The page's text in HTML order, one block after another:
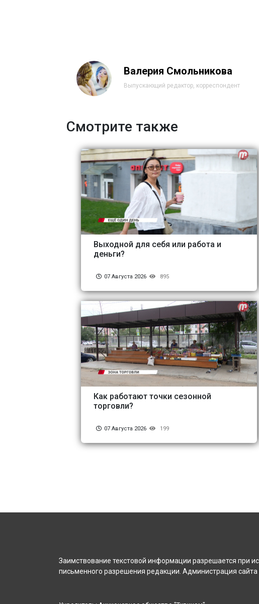
Валерия Смольникова
Выпускающий редактор, корреспондент
Смотрите также
Выходной для себя или работа и
деньги?
07 Августа 2026 895
Как работают точки сезонной
торговли?
07 Августа 2026 199
Заимствование текстовой информации разрешается при
письменного разрешения редакции. Администрация